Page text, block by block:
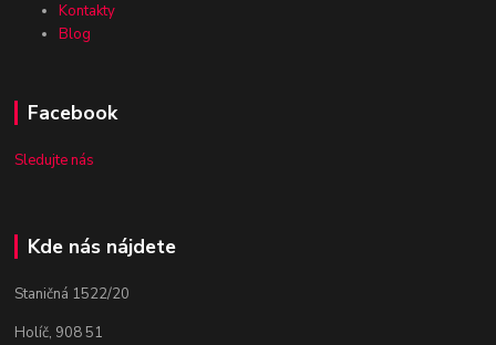
Kontakty
Blog
Facebook
Sledujte nás
Kde nás nájdete
Staničná 1522/20
Holíč, 908 51